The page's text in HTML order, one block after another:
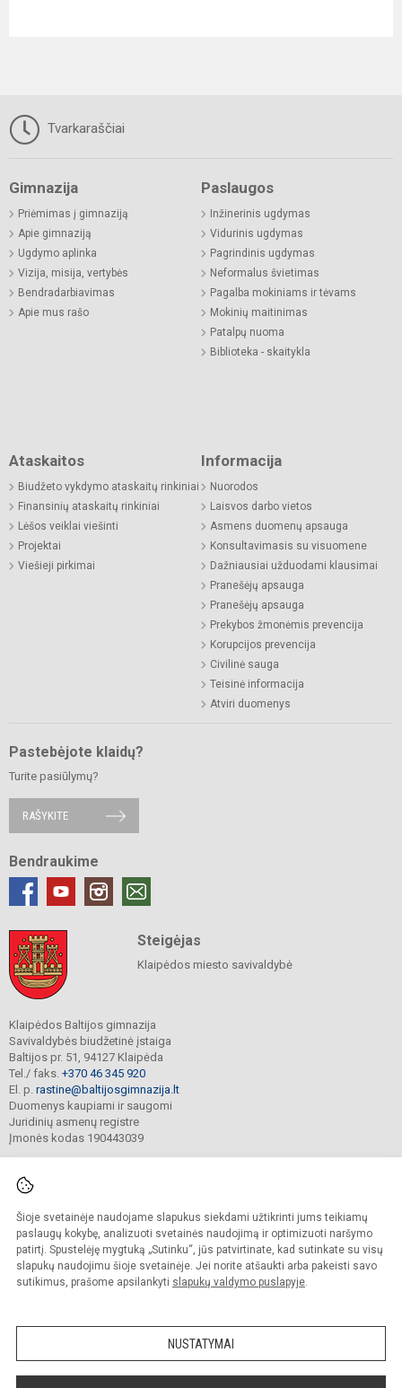
Šioje svetainėje naudojame slapukus siekdami užtikrinti jums teikiamų
paslaugų kokybę, analizuoti svetainės naudojimą ir optimizuoti naršymo
patirtį. Spustelėję mygtuką „Sutinku“, jūs patvirtinate, kad sutinkate su visų
slapukų naudojimu šioje svetainėje. Jei norite atšaukti arba pakeisti savo
sutikimus, prašome apsilankyti slapukų valdymo puslapyje.
NUSTATYMAI
Tvarkaraščiai
Gimnazija
Priėmimas į gimnaziją
Apie gimnaziją
Ugdymo aplinka
Vizija, misija, vertybės
Bendradarbiavimas
Apie mus rašo
Paslaugos
Inžinerinis ugdymas
Vidurinis ugdymas
Pagrindinis ugdymas
Neformalus švietimas
Pagalba mokiniams ir tėvams
Mokinių maitinimas
Patalpų nuoma
Biblioteka - skaitykla
Ataskaitos
Biudžeto vykdymo ataskaitų rinkiniai
Finansinių ataskaitų rinkiniai
Lėšos veiklai viešinti
Projektai
Viešieji pirkimai
Informacija
Nuorodos
Laisvos darbo vietos
Asmens duomenų apsauga
Konsultavimasis su visuomene
Dažniausiai užduodami klausimai
Pranešėjų apsauga
Pranešėjų apsauga
Prekybos žmonėmis prevencija
Korupcijos prevencija
Civilinė sauga
Teisinė informacija
Atviri duomenys
Pastebėjote klaidų?
Turite pasiūlymų?
RAŠYKITE
Bendraukime
Steigėjas
Klaipėdos miesto savivaldybė
Klaipėdos Baltijos gimnazija
Savivaldybės biudžetinė įstaiga
Baltijos pr. 51, 94127 Klaipėda
Tel./ faks. +370 46 345 920
El. p. rastine@baltijosgimnazija.lt
Duomenys kaupiami ir saugomi
Juridinių asmenų registre
Įmonės kodas 190443039
© 2021. Klaipėdos Baltijos gimnazija. Visos teisės saugomos.
Kopijuoti turinį be raštiško gimnazijos sutikimo griežtai draudžiama.
Prieinamumo paraiška Slapukų valdymas
Sumanus būdas atnaujinti